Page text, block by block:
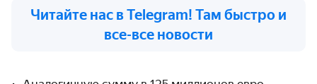
Читайте нас в Telegram! Там быстро и
все-все новости